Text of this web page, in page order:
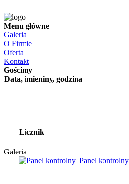
Menu główne
Galeria
O Firmie
Oferta
Kontakt
Gościmy
Data, imieniny, godzina
Licznik
Galeria
Panel kontrolny